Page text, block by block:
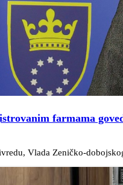
farmama
Vlada Zeničko-